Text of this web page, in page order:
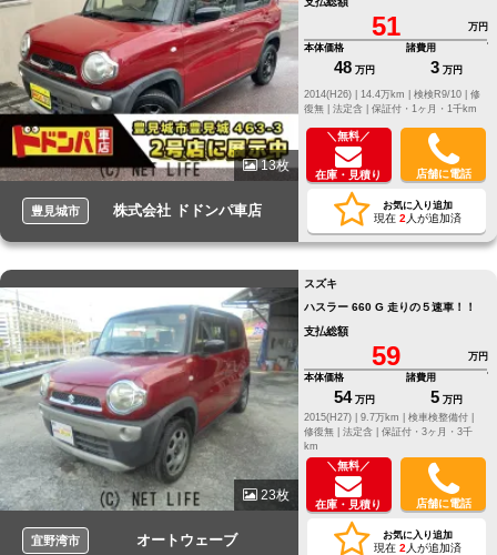
13枚
豊見城市 株式会社 ドドンパ車店
51
万円
本体価格
48 万円
諸費用
3 万円
修
復無 | 法定含 | 保証付・1ヶ月・1千km
＼無料／
在庫・見積り 店舗に電話
お気に入り追加
現在 2 人が追加済
23枚
宜野湾市 オートウェーブ
スズキ
ハスラー 660 G 走りの５速車！！
支払総額
59
万円
本体価格
54 万円
諸費用
5 万円
2015(H27) |
9.7万km |
検車検整備付 |
修復無 | 法定含 | 保証付・3ヶ月・3千
km
＼無料／
在庫・見積り 店舗に電話
お気に入り追加
現在 2 人が追加済